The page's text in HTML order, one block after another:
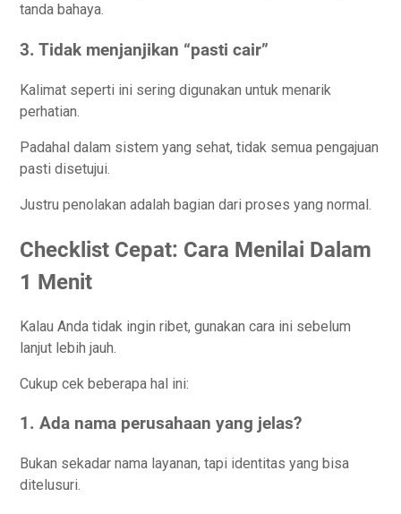
tanda bahaya.
3. Tidak menjanjikan “pasti cair”
Kalimat seperti ini sering digunakan untuk menarik
perhatian.
Padahal dalam sistem yang sehat, tidak semua pengajuan
pasti disetujui.
Justru penolakan adalah bagian dari proses yang normal.
Checklist Cepat: Cara Menilai Dalam
1 Menit
Kalau Anda tidak ingin ribet, gunakan cara ini sebelum
lanjut lebih jauh.
Cukup cek beberapa hal ini:
1. Ada nama perusahaan yang jelas?
Bukan sekadar nama layanan, tapi identitas yang bisa
ditelusuri.